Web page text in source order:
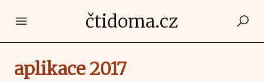
Open main menučtidoma.cz
aplikace 2017